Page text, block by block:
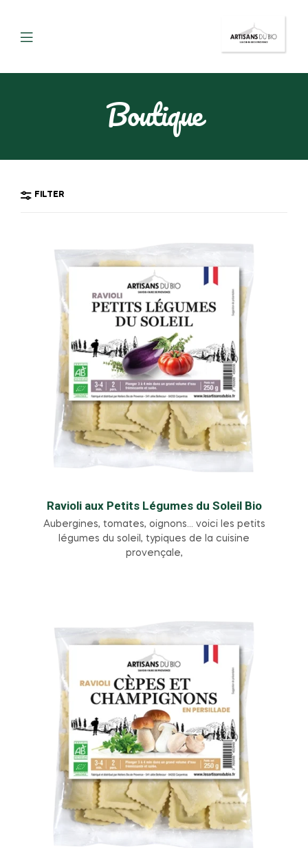
Boutique
FILTER
Ravioli aux Petits Légumes du Soleil Bio
Aubergines, tomates, oignons… voici les petits
légumes du soleil, typiques de la cuisine
provençale,